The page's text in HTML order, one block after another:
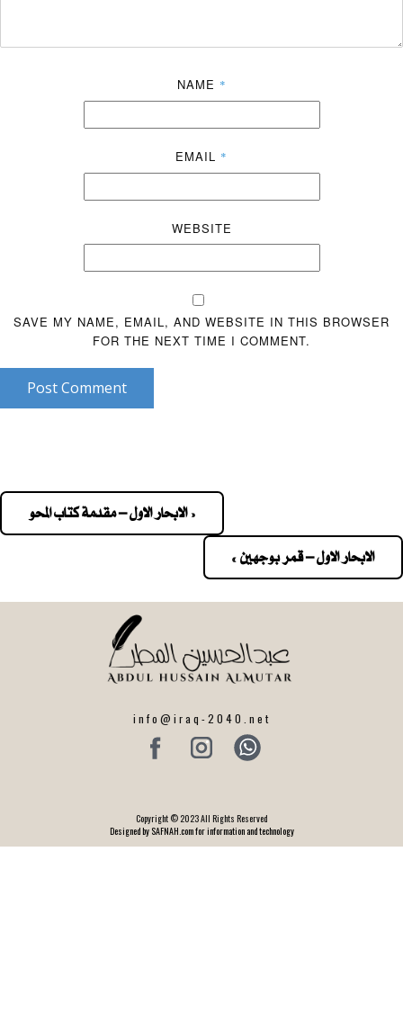
NAME *
EMAIL *
WEBSITE
SAVE MY NAME, EMAIL, AND WEBSITE IN THIS BROWSER
FOR THE NEXT TIME I COMMENT.
Post Comment
navigation
« الابحار الاول – مقدمة كتاب المحو
الابحار الاول – قمر بوجهين »
info@iraq-2040.net
Copyright © 2023 All Rights Reserved
Designed by SAFNAH.com for information and technology